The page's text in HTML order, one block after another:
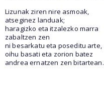
Lizunak ziren nire asmoak,
atseginez landuak;
haragizko eta itzalezko marra
zabaltzen zen
ni besarkatu eta poseditu arte,
oihu basati eta zorion batez
andrea ernatzen zen bitartean.